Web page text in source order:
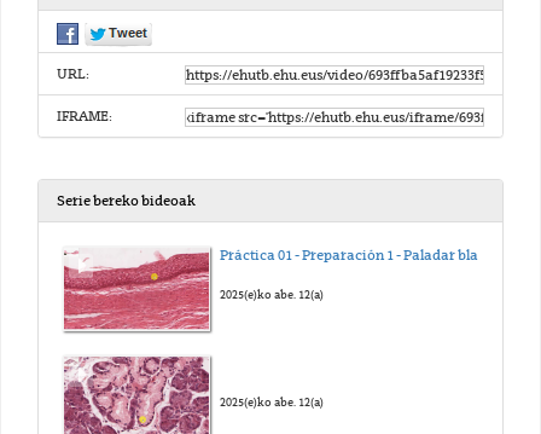
URL:
IFRAME:
Serie bereko bideoak
2025(e)ko abe. 12(a)
2025(e)ko abe. 12(a)